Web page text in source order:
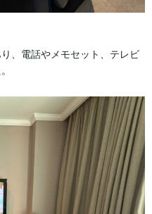
、電話やメモセット、テレビ